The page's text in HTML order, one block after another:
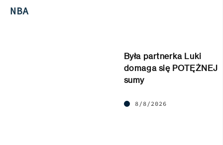
NBA
Była partnerka Luki
domaga się POTĘŻNEJ
sumy
8/8/2026